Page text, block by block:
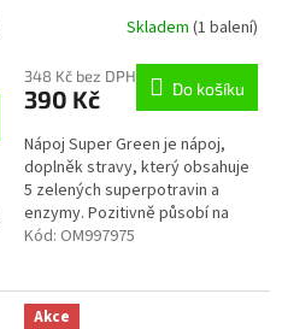
30 dávek
produktu
je
z
5
hvězdiček.
Skladem(1 balení)
348 Kč bez DPH
390 Kč Do košíku
Nápoj Super Green je nápoj,
doplněk stravy, který obsahuje
5 zelených superpotravin a
enzymy. Pozitivně působí na
trávení, pročišťuje organismus a
Kód: OM997975
Akce